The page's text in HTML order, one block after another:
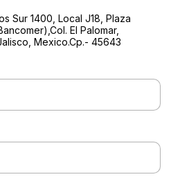
Sur 1400, Local J18, Plaza
El Palomar,
Mexico.Cp.- 45643